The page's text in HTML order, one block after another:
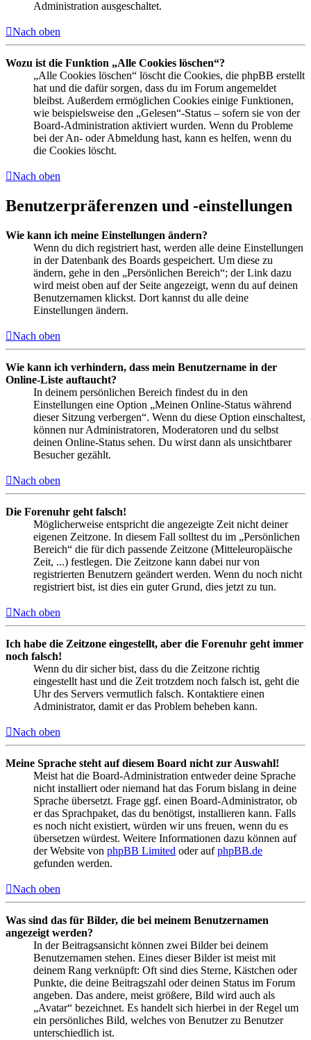
Administration ausgeschaltet.
Nach oben
Wozu ist die Funktion „Alle Cookies löschen“?
„Alle Cookies löschen“ löscht die Cookies, die phpBB erstellt
hat und die dafür sorgen, dass du im Forum angemeldet
bleibst. Außerdem ermöglichen Cookies einige Funktionen,
wie beispielsweise den „Gelesen“-Status – sofern sie von der
Board-Administration aktiviert wurden. Wenn du Probleme
bei der An- oder Abmeldung hast, kann es helfen, wenn du
die Cookies löscht.
Nach oben
Benutzerpräferenzen und -einstellungen
Wie kann ich meine Einstellungen ändern?
Wenn du dich registriert hast, werden alle deine Einstellungen
in der Datenbank des Boards gespeichert. Um diese zu
ändern, gehe in den „Persönlichen Bereich“; der Link dazu
wird meist oben auf der Seite angezeigt, wenn du auf deinen
Benutzernamen klickst. Dort kannst du alle deine
Einstellungen ändern.
Nach oben
Wie kann ich verhindern, dass mein Benutzername in der
Online-Liste auftaucht?
In deinem persönlichen Bereich findest du in den
Einstellungen eine Option „Meinen Online-Status während
dieser Sitzung verbergen“. Wenn du diese Option einschaltest,
können nur Administratoren, Moderatoren und du selbst
deinen Online-Status sehen. Du wirst dann als unsichtbarer
Besucher gezählt.
Nach oben
Die Forenuhr geht falsch!
Möglicherweise entspricht die angezeigte Zeit nicht deiner
eigenen Zeitzone. In diesem Fall solltest du im „Persönlichen
Bereich“ die für dich passende Zeitzone (Mitteleuropäische
Zeit, ...) festlegen. Die Zeitzone kann dabei nur von
registrierten Benutzern geändert werden. Wenn du noch nicht
registriert bist, ist dies ein guter Grund, dies jetzt zu tun.
Nach oben
Ich habe die Zeitzone eingestellt, aber die Forenuhr geht immer
noch falsch!
Wenn du dir sicher bist, dass du die Zeitzone richtig
eingestellt hast und die Zeit trotzdem noch falsch ist, geht die
Uhr des Servers vermutlich falsch. Kontaktiere einen
Administrator, damit er das Problem beheben kann.
Nach oben
Meine Sprache steht auf diesem Board nicht zur Auswahl!
Meist hat die Board-Administration entweder deine Sprache
nicht installiert oder niemand hat das Forum bislang in deine
Sprache übersetzt. Frage ggf. einen Board-Administrator, ob
er das Sprachpaket, das du benötigst, installieren kann. Falls
es noch nicht existiert, würden wir uns freuen, wenn du es
übersetzen würdest. Weitere Informationen dazu können auf
der Website von phpBB Limited oder aufphpBB.de
gefunden werden.
Nach oben
Was sind das für Bilder, die bei meinem Benutzernamen
angezeigt werden?
In der Beitragsansicht können zwei Bilder bei deinem
Benutzernamen stehen. Eines dieser Bilder ist meist mit
deinem Rang verknüpft: Oft sind dies Sterne, Kästchen oder
Punkte, die deine Beitragszahl oder deinen Status im Forum
angeben. Das andere, meist größere, Bild wird auch als
„Avatar“ bezeichnet. Es handelt sich hierbei in der Regel um
ein persönliches Bild, welches von Benutzer zu Benutzer
unterschiedlich ist.